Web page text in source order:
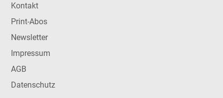
Kontakt
Print-Abos
Newsletter
Impressum
AGB
Datenschutz